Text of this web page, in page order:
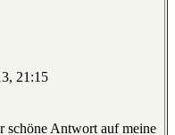
21:15
schöne Antwort auf meine